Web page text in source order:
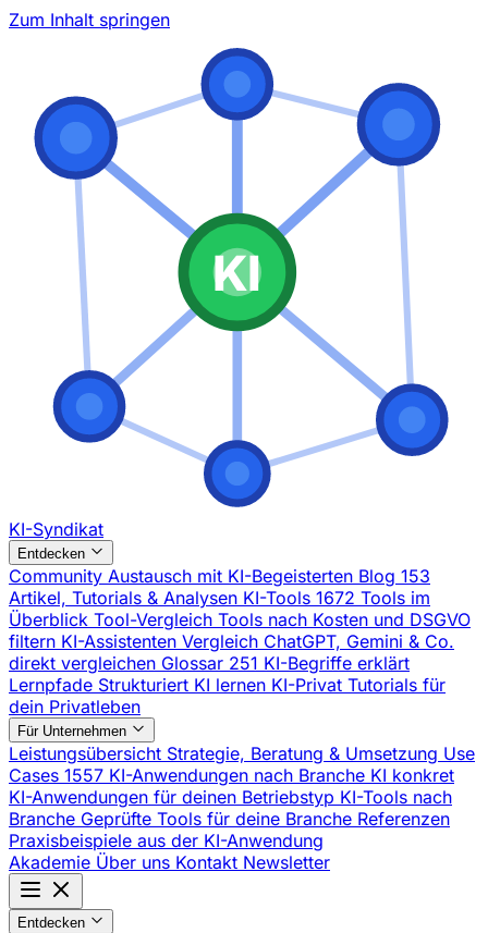
Zum Inhalt springen
KI
KI-Syndikat
Entdecken
Community Austausch mit KI-Begeisterten Blog 153
Artikel, Tutorials & Analysen KI-Tools 1672 Tools im
Überblick Tool-Vergleich Tools nach Kosten und DSGVO
filtern KI-Assistenten Vergleich ChatGPT, Gemini & Co.
direkt vergleichen Glossar 251 KI-Begriffe erklärt
Lernpfade Strukturiert KI lernen KI-Privat Tutorials für
dein Privatleben
Für Unternehmen
Leistungsübersicht Strategie, Beratung & Umsetzung Use
Cases 1557 KI-Anwendungen nach Branche KI konkret
KI-Anwendungen für deinen Betriebstyp KI-Tools nach
Branche Geprüfte Tools für deine Branche Referenzen
Praxisbeispiele aus der KI-Anwendung
Akademie Über uns Kontakt Newsletter
Entdecken